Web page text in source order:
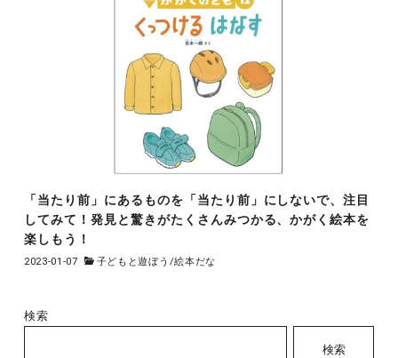
「当たり前」にあるものを「当たり前」にしないで、注目
してみて！発見と驚きがたくさんみつかる、かがく絵本を
楽しもう！
2023-01-07 子どもと遊ぼう /絵本だな
検索
検索